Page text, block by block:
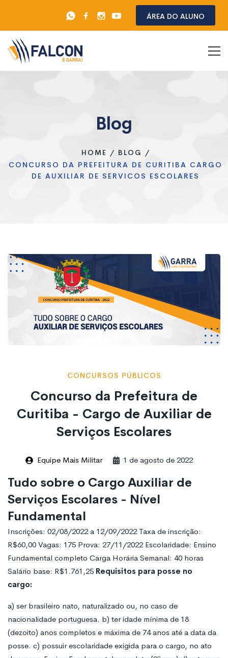
Área do aluno
Blog
HOME / BLOG /
CONCURSO DA PREFEITURA DE CURITIBA CARGO
DE AUXILIAR DE SERVICOS ESCOLARES
CONCURSOS PÚBLICOS
Concurso da Prefeitura de
Curitiba - Cargo de Auxiliar de
Serviços Escolares
Equipe Mais Militar 1 de agosto de 2022
Tudo sobre o Cargo Auxiliar de
Serviços Escolares - Nível
Fundamental
Inscrições: 02/08/2022 a 12/09/2022 Taxa de inscrição:
R$60,00 Vagas: 175 Prova: 27/11/2022 Escolaridade: Ensino
Fundamental completo Carga Horária Semanal: 40 horas
Salário base: R$1.761,25 Requisitos para posse no
cargo:
a) ser brasileiro nato, naturalizado ou, no caso de
nacionalidade portuguesa. b) ter idade mínima de 18
(dezoito) anos completos e máxima de 74 anos até a data da
posse. c) possuir escolaridade exigida para o cargo, no ato